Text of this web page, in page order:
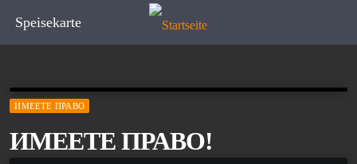
Speisekarte
ИМЕЕТЕ ПРАВО
ИМЕЕТЕ ПРАВО!